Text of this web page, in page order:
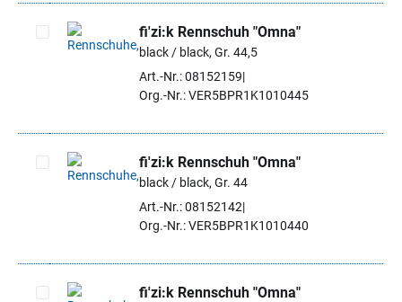
Artikel auswählen
fi'zi:k Rennschuh "Omna"
black / black, Gr. 44,5
Art.-Nr.: 08152159
Org.-Nr.: VER5BPR1K1010445
Artikel auswählen
fi'zi:k Rennschuh "Omna"
black / black, Gr. 44
Art.-Nr.: 08152142
Org.-Nr.: VER5BPR1K1010440
fi'zi:k Rennschuh "Omna"